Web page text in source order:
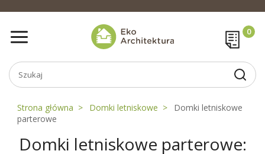
Strona główna Domki letniskowe
Domki letniskowe
parterowe
Domki letniskowe parterowe: